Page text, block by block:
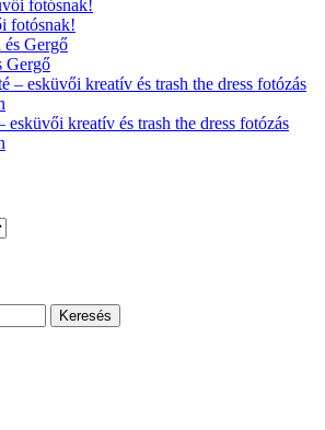
fotósnak!
Gergő
esküvői kreatív és trash the dress fotózás
Keresés